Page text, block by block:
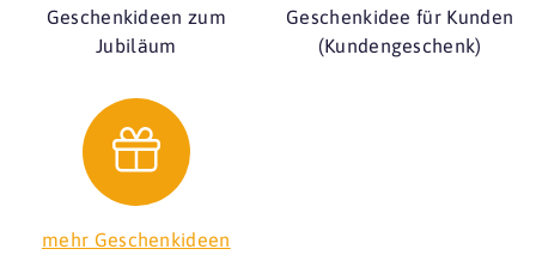
Geschenkideen zum
Jubiläum
Geschenkidee für Kunden
(Kundengeschenk)
mehr Geschenkideen